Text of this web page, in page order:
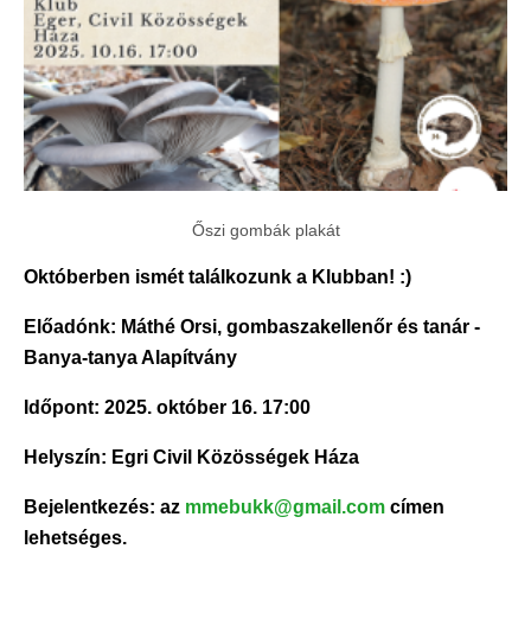
Őszi gombák plakát
Októberben ismét találkozunk a Klubban! :)
Előadónk: Máthé Orsi, gombaszakellenőr és tanár -
Banya-tanya Alapítvány
Időpont: 2025. október 16. 17:00
Helyszín: Egri Civil Közösségek Háza
Bejelentkezés: az mmebukk@gmail.com címen
lehetséges.